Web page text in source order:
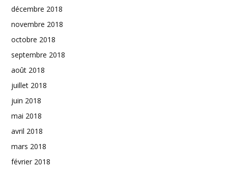
décembre 2018
novembre 2018
octobre 2018
septembre 2018
août 2018
juillet 2018
juin 2018
mai 2018
avril 2018
mars 2018
février 2018